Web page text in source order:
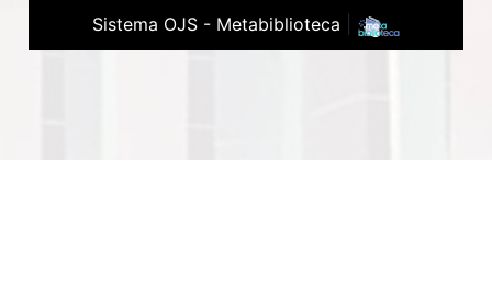
Sistema OJS - Metabiblioteca